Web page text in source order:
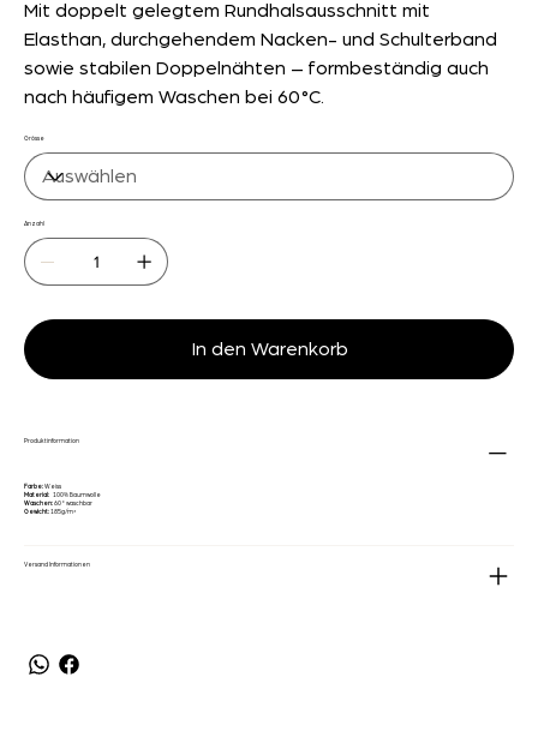
Mit doppelt gelegtem Rundhalsausschnitt mit
Elasthan, durchgehendem Nacken- und Schulterband
sowie stabilen Doppelnähten – formbeständig auch
nach häufigem Waschen bei 60 °C.
Grösse
Anzahl
In den Warenkorb
Produktinformation
Farbe: Weiss
Material: 100% Baumwolle
Waschen: 60° waschbar
Gewicht: 185g/m²
Versand Informationen